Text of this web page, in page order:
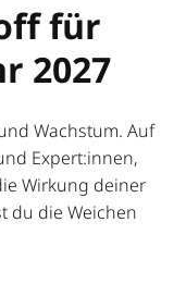
für
2027
Wachstum. Auf
Expert:innen,
Wirkung deiner
du die Weichen